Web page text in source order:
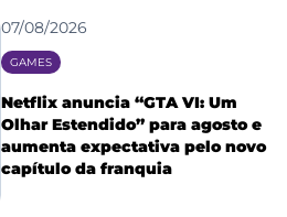
07/08/2026
GAMES
Netflix anuncia “GTA VI: Um
Olhar Estendido” para agosto e
aumenta expectativa pelo novo
capítulo da franquia